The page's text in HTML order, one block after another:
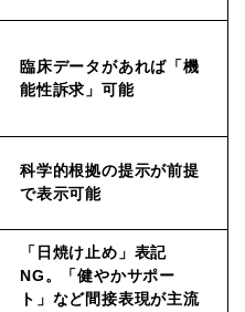
臨床データがあれば「機
能性訴求」可能
科学的根拠の提示が前提
で表示可能
「日焼け止め」表記
NG。「健やかサポー
ト」など間接表現が主流